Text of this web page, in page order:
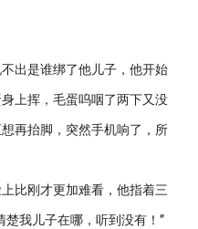
出是谁绑了他儿子，他开始
上挥，毛蛋呜咽了两下又没
再抬脚，突然手机响了，所
刚才更加难看，他指着三
楚我儿子在哪，听到没有！”